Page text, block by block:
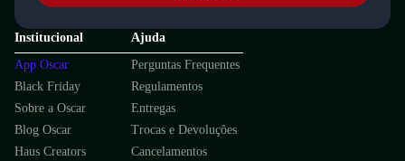
Institucional
App Oscar
Black Friday
Sobre a Oscar
Blog Oscar
Haus Creators
Ajuda
Perguntas Frequentes
Regulamentos
Entregas
Trocas e Devoluções
Cancelamentos